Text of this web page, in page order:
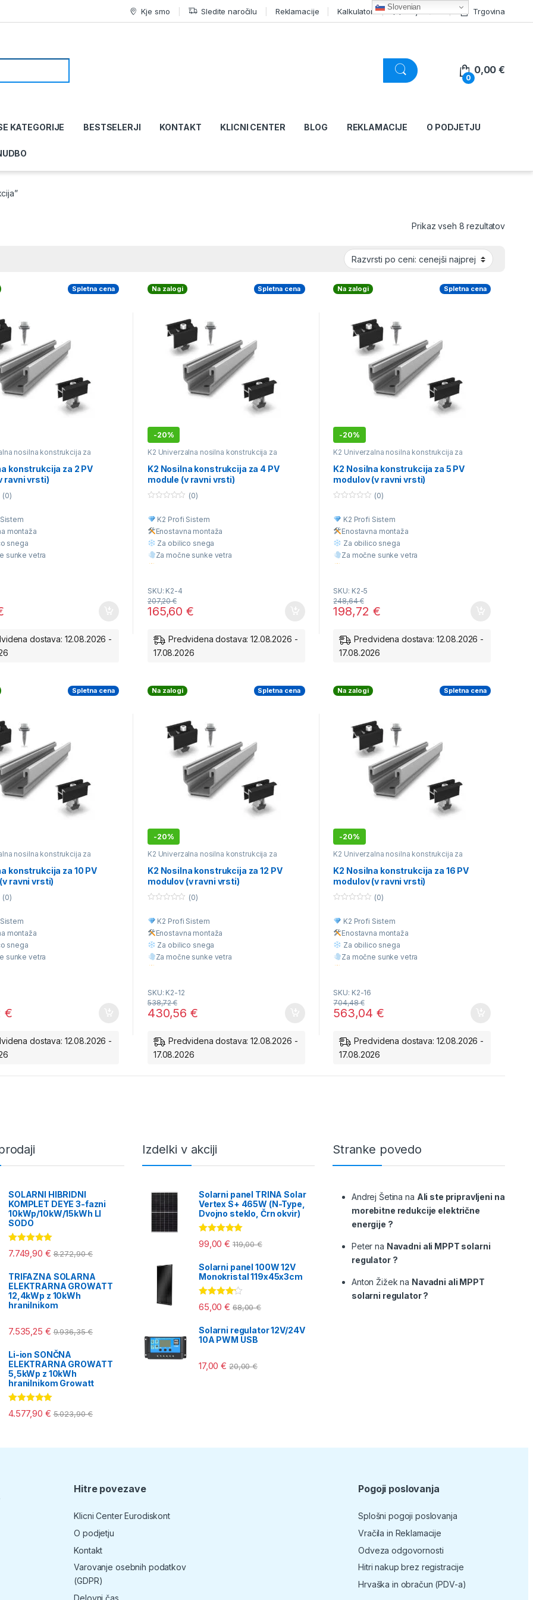
Kje smo Sledite naročilu Reklamacije Kalkulator Moj račun Trgovina
0
0,00€
KATEGORIJE BESTSELERJI KONTAKT KLICNI CENTER BLOG REKLAMACIJE O PODJETJU
Prikaz vseh 8 rezultatov
Spletna cena
nosilna konstrukcija za
konstrukcija za 2 PV
ravni vrsti)
(0)
montaža
snega
sunke vetra
dostava: 12.08.2026 -
Na zalogi
-20%
Spletna cena
K2 Univerzalna nosilna konstrukcija za
K2 Nosilna konstrukcija za 4 PV
module (v ravni vrsti)
u
o
f
5
(0)
K2 Profi Sistem
Enostavna montaža
Za obilico snega
Za močne sunke vetra
SKU: K2-4
165,60€
207,20€
Predvidena dostava: 12.08.2026 -
17.08.2026
Na zalogi
-20%
Spletna cena
K2 Univerzalna nosilna konstrukcija za
K2 Nosilna konstrukcija za 5 PV
modulov (v ravni vrsti)
u
t
o
f
5
(0)
K2 Profi Sistem
Enostavna montaža
Za obilico snega
Za močne sunke vetra
SKU: K2-5
198,72 €
248,64€
Predvidena dostava: 12.08.2026 -
17.08.2026
Spletna cena
nosilna konstrukcija za
konstrukcija za 10 PV
ravni vrsti)
(0)
montaža
snega
sunke vetra
€
dostava: 12.08.2026 -
Na zalogi
-20%
Spletna cena
K2 Univerzalna nosilna konstrukcija za
K2 Nosilna konstrukcija za 12 PV
modulov (v ravni vrsti)
u
o
f
5
(0)
K2 Profi Sistem
Enostavna montaža
Za obilico snega
Za močne sunke vetra
SKU: K2-12
430,56€
538,72€
Predvidena dostava: 12.08.2026 -
17.08.2026
Na zalogi
-20%
Spletna cena
K2 Univerzalna nosilna konstrukcija za
K2 Nosilna konstrukcija za 16 PV
modulov (v ravni vrsti)
u
t
o
f
5
(0)
K2 Profi Sistem
Enostavna montaža
Za obilico snega
Za močne sunke vetra
SKU: K2-16
563,04 €
704,48€
Predvidena dostava: 12.08.2026 -
17.08.2026
SOLARNI HIBRIDNI
KOMPLET DEYE 3-fazni
10kWp/10kW/15kWh LI
SODO
Ocenjeno
5.00od 5
7.749,90 € 8.272,90€
TRIFAZNA SOLARNA
ELEKTRARNA GROWATT
12,4kWp z 10kWh
hranilnikom
7.535,25 € 9.936,35€
Li-ion SONČNA
ELEKTRARNA GROWATT
5,5kWp z 10kWh
hranilnikom Growatt
Ocenjeno
5.00od 5
4.577,90 € 5.023,90€
Izdelki v akciji
Solarni panel TRINA Solar
Vertex S+ 465W (N-Type,
Dvojno steklo, Črn okvir)
Ocenjeno
5.00od 5
99,00€ 119,00€
Solarni panel 100W 12V
Monokristal 119x45x3cm
Ocenjeno
4.00od 5
65,00€ 68,00€
Solarni regulator 12V/24V
10A PWM USB
17,00€ 20,00€
Stranke povedo
Andrej Šetina na Ali ste pripravljeni na
morebitne redukcije električne
energije ?
Peter na Navadni ali MPPT solarni
regulator ?
Anton Žižek na Navadni ali MPPT
solarni regulator ?
Hitre povezave
Klicni Center Eurodiskont
O podjetju
Kontakt
Varovanje osebnih podatkov
(GDPR)
Delovni čas
Pogoji poslovanja
Splošni pogoji poslovanja
Vračila in Reklamacije
Odveza odgovornosti
Hitri nakup brez registracije
Hrvaška in obračun (PDV-a)
Slovenian